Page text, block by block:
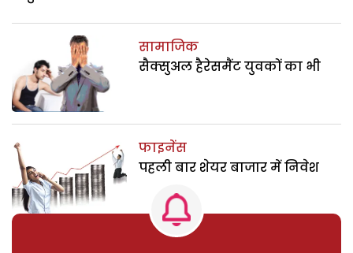
सामाजिक
सैक्सुअल हैरेसमैंट युवकों का भी
फाइनेंस
पहली बार शेयर बाजार में निवेश